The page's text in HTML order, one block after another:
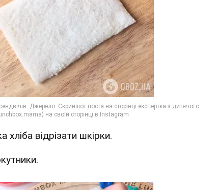
відрізати шкірки.